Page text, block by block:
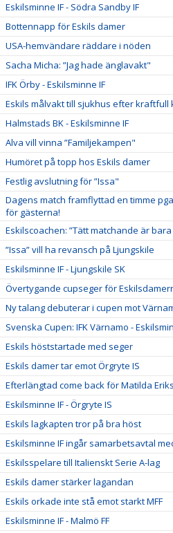
Eskilsminne IF - Södra Sandby IF
Bottennapp för Eskils damer
USA-hemvändare räddare i nöden
Sacha Micha: ”Jag hade änglavakt"
IFK Örby - Eskilsminne IF
Eskils målvakt till sjukhus efter kraftfull
Halmstads BK - Eskilsminne IF
Alva vill vinna ”Familjekampen"
Humöret på topp hos Eskils damer
Festlig avslutning för ”Issa"
Dagens match framflyttad en timme
för gästerna!
Eskilscoachen: ”Tätt matchande är
”Issa” vill ha revansch på Ljungskile
Eskilsminne IF - Ljungskile SK
Övertygande cupseger för
Ny talang debuterar i cupen mot
Svenska Cupen: IFK Värnamo -
Eskils höststartade med seger
Eskils damer tar emot Örgryte IS
Efterlängtad come back för Matilda
Eskilsminne IF - Örgryte IS
Eskils lagkapten tror på bra höst
Eskilsminne IF ingår samarbetsavtal
Eskilsspelare till Italienskt Serie A-lag
Eskils damer stärker lagandan
Eskils orkade inte stå emot starkt MFF
Eskilsminne IF - Malmö FF